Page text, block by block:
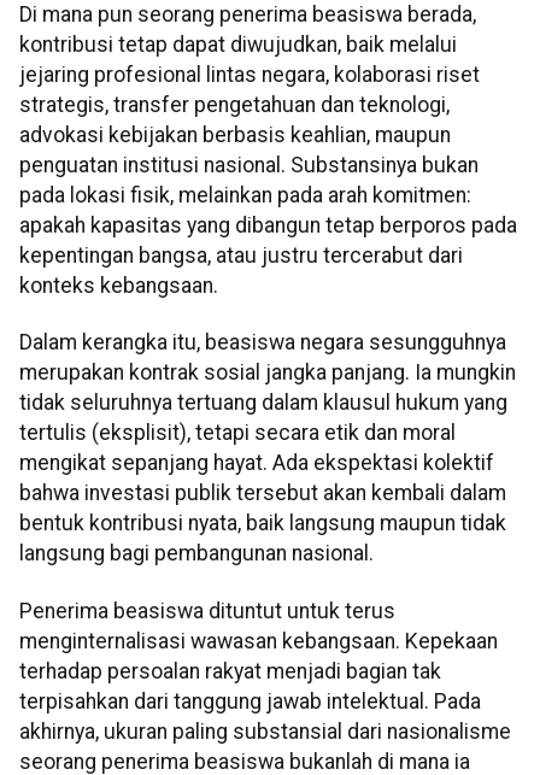
Di mana pun seorang penerima beasiswa berada,
kontribusi tetap dapat diwujudkan, baik melalui
jejaring profesional lintas negara, kolaborasi riset
strategis, transfer pengetahuan dan teknologi,
advokasi kebijakan berbasis keahlian, maupun
penguatan institusi nasional. Substansinya bukan
pada lokasi fisik, melainkan pada arah komitmen:
apakah kapasitas yang dibangun tetap berporos pada
kepentingan bangsa, atau justru tercerabut dari
konteks kebangsaan.
Dalam kerangka itu, beasiswa negara sesungguhnya
merupakan kontrak sosial jangka panjang. Ia mungkin
tidak seluruhnya tertuang dalam klausul hukum yang
tertulis (eksplisit), tetapi secara etik dan moral
mengikat sepanjang hayat. Ada ekspektasi kolektif
bahwa investasi publik tersebut akan kembali dalam
bentuk kontribusi nyata, baik langsung maupun tidak
langsung bagi pembangunan nasional.
Penerima beasiswa dituntut untuk terus
menginternalisasi wawasan kebangsaan. Kepekaan
terhadap persoalan rakyat menjadi bagian tak
terpisahkan dari tanggung jawab intelektual. Pada
akhirnya, ukuran paling substansial dari nasionalisme
seorang penerima beasiswa bukanlah di mana ia